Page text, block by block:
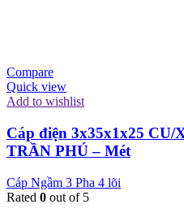
Compare
Quick view
Add to wishlist
Cáp điện 3x35x1x25
TRẦN PHÚ – Mét
Cáp Ngầm 3 Pha 4 lõi
Rated 0 out of 5